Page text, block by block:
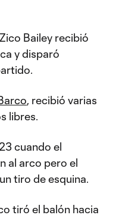
Bailey recibió
y disparó
, recibió varias
libres.
cuando el
al arco pero el
tiro de esquina.
tiró el balón hacia